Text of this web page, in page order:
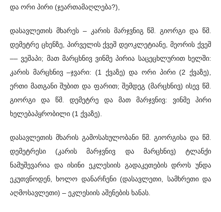
და ორი პირი (ჯეართამაღლება?),
დასავლეთის მხარეს – კარის მარჯვნიგ წმ. გიორგი და წმ.
დემეტრე ცხენზე, პირველის ქვეშ დეოკლეტიანე, მეორის ქვეშ
–– ვეშაპი; მათ მარცხნივ ვინმე პირია საცეცხლურით ხელში:
კარის მარცხნივ –ჯვარი: (1 ქვაზე) და ორი პირი (2 ქვაზე),
ერთი მათგანი შუბით და ფარით; შემდეგ (მარცხნივ) ისევ წმ.
გიორგი და წმ. დემეტრე და მათ მარჯვნივ: ვინმე პირი
ხელებაპყრობილი (1 ქვაზე).
დასავლეთის მხარის გამოსახულობანი წმ. გიორგისა და წმ.
დემეტრესი (კარის მარჯვნივ და მარცხნივ) ტლანქი
ნამუშევარია და ისინი ეკლესიის გადაკეთების დროს უნდა
ეკუთვნოდენ, ხოლო დანარჩენი (დასავლეთი, სამხრეთი და
აღმოსავლეთი) – ეკლესიის აშენების ხანას.